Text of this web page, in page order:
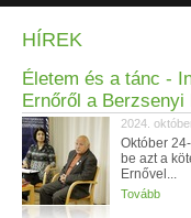
HÍREK
Életem és a tánc -
Ernőről a
2024.
Október
be azt a
Ernővel...
Tovább